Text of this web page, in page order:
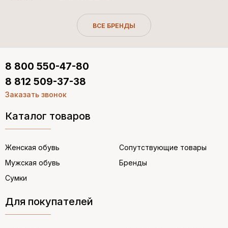
ВСЕ БРЕНДЫ
Каталог товаров
Женская обувь
Мужская обувь
Сумки
Сопутствующие товары
Бренды
Для покупателей
8 800 550-47-80
8 812 509-37-38
Заказать звонок